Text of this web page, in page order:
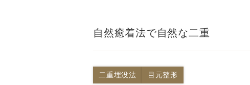
自然癒着法で自然な二重
二重埋没法 目元整形